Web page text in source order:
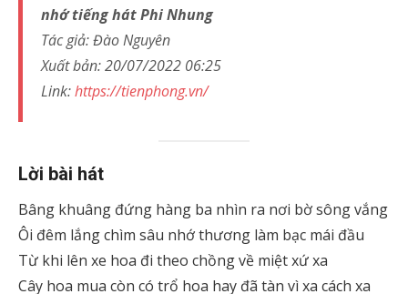
nhớ tiếng hát Phi Nhung
Tác giả: Đào Nguyên
Xuất bản: 20/07/2022 06:25
Link:https://tienphong.vn/
Lời bài hát
Bâng khuâng đứng hàng ba nhìn ra nơi bờ sông vắng
Ôi đêm lắng chìm sâu nhớ thương làm bạc mái đầu
Từ khi lên xe hoa đi theo chồng về miệt xứ xa
Cây hoa mua còn có trổ hoa hay đã tàn vì xa cách xa